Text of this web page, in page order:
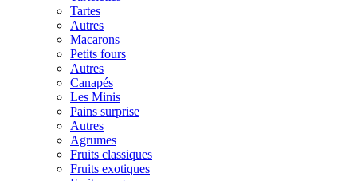
Tartes
Autres
Macarons
Petits fours
Autres
Canapés
Les Minis
Pains surprise
Autres
Agrumes
Fruits classiques
Fruits exotiques